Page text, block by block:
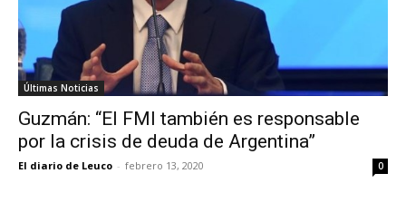
Últimas Noticias
Guzmán: “El FMI también es responsable
por la crisis de deuda de Argentina”
El diario de Leuco - febrero 13, 2020 0